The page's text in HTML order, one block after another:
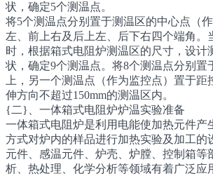
状，确定5个测温点。
将5个测温点分别置于测温区的中心点（
左、前上右及后上左、后下右四个端角。
时，根据箱式电阻炉测温区的尺寸，设计
状，确定9个测温点。将8个测温点分别置
上，另一个测温点（作为监控点）置于距
伸方向不超过150mm的测温区内。
{二}、一体箱式电阻炉炉温实验准备
一体箱式电阻炉是利用电能使加热元件产
方式对炉内的样品进行加热实验及加工的
元件、感温元件、炉壳、炉膛、控制箱等
析、热处理、化学分析等领域有着广泛应